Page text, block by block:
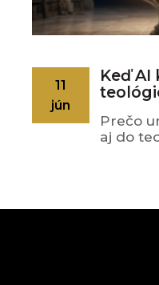
Keď AI
11
jún
Prečo
aj do